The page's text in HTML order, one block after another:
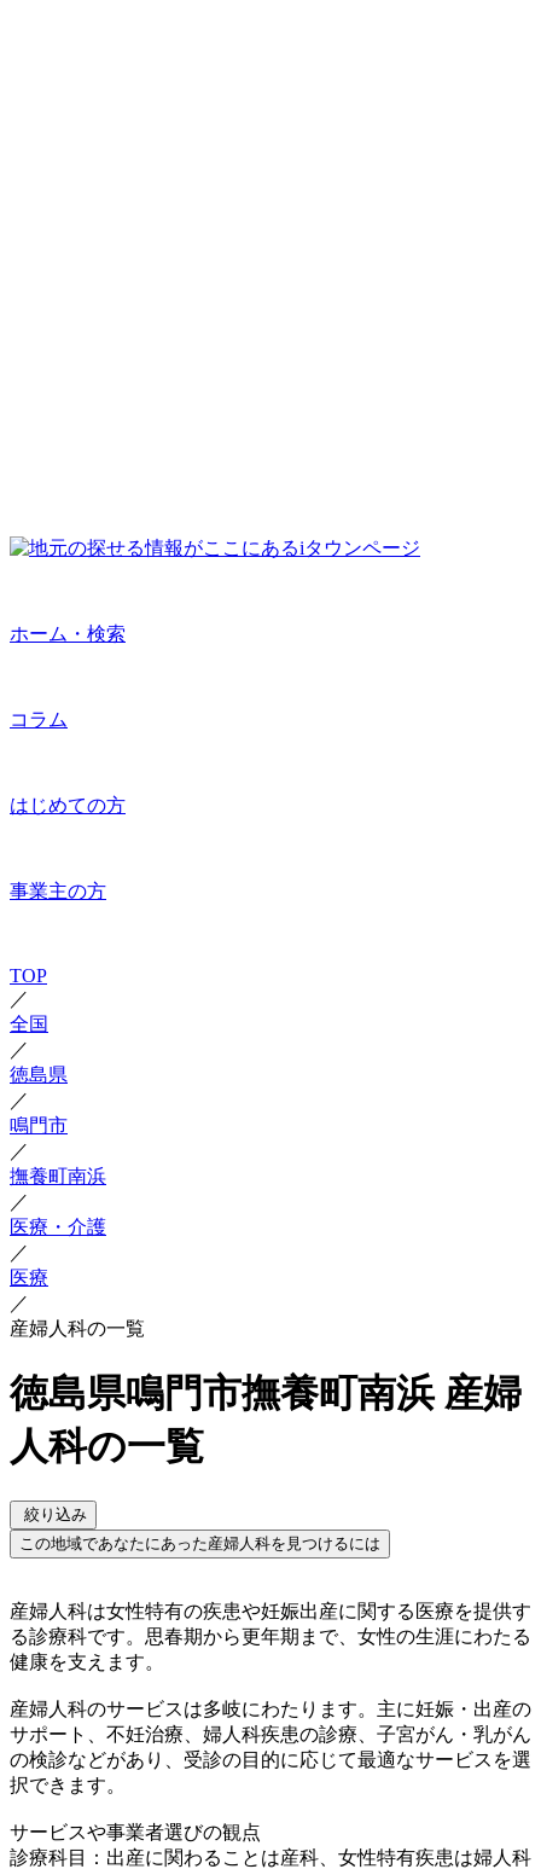
ホーム・検索
コラム
はじめての方
事業主の方
TOP
／
全国
／
徳島県
／
鳴門市
／
撫養町南浜
／
医療・介護
／
医療
／
産婦人科の一覧
徳島県鳴門市撫養町南浜 産婦
人科の一覧
絞り込み
この地域であなたにあった産婦人科を見つけるには
産婦人科は女性特有の疾患や妊娠出産に関する医療を提供す
る診療科です。思春期から更年期まで、女性の生涯にわたる
健康を支えます。
産婦人科のサービスは多岐にわたります。主に妊娠・出産の
サポート、不妊治療、婦人科疾患の診療、子宮がん・乳がん
の検診などがあり、受診の目的に応じて最適なサービスを選
択できます。
サービスや事業者選びの観点
診療科目：出産に関わることは産科、女性特有疾患は婦人科